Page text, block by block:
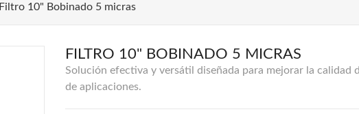
Filtro 10" Bobinado 5 micras
FILTRO 10" BOBINADO 5 MICRAS
Solución efectiva y versátil diseñada para mejorar la calidad
de aplicaciones.